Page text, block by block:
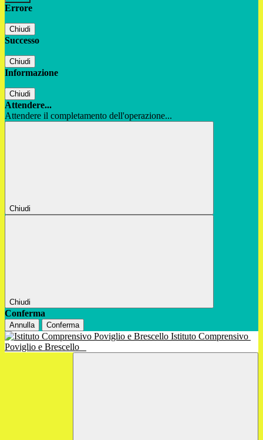
Errore
Chiudi
Successo
Chiudi
Informazione
Chiudi
Attendere...
Attendere il completamento dell'operazione...
Chiudi
Chiudi
Conferma
Annulla Conferma
Istituto Comprensivo
Poviglio e Brescello